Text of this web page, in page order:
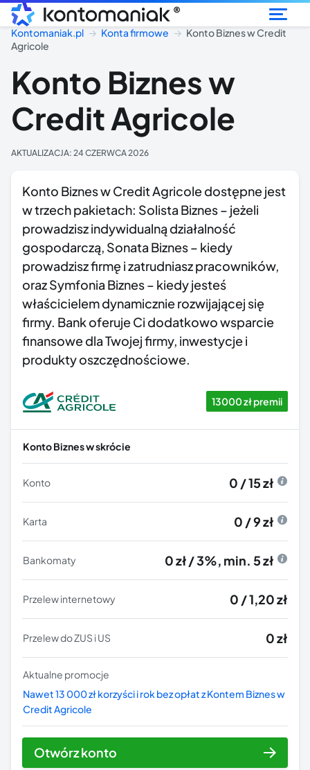
®
Kontomaniak.pl Konta firmowe
Konto Biznes w Credit
Agricole
Konto Biznes w
Credit Agricole
AKTUALIZACJA: 24 CZERWCA 2026
Konto Biznes w Credit Agricole dostępne jest
w trzech pakietach: Solista Biznes – jeżeli
prowadzisz indywidualną działalność
gospodarczą, Sonata Biznes – kiedy
prowadzisz firmę i zatrudniasz pracowników,
oraz Symfonia Biznes – kiedy jesteś
właścicielem dynamicznie rozwijającej się
firmy. Bank oferuje Ci dodatkowo wsparcie
finansowe dla Twojej firmy, inwestycje i
produkty oszczędnościowe.
13000 zł premii
Konto Biznes w skrócie
Konto 0 / 15 zł
Karta 0 / 9 zł
Bankomaty 0 zł / 3%, min. 5 zł
Przelew internetowy 0 / 1,20 zł
Przelew do ZUS i US 0 zł
Aktualne promocje
Nawet 13 000 zł korzyści i rok bez opłat z Kontem Biznes w
Credit Agricole
Otwórz konto